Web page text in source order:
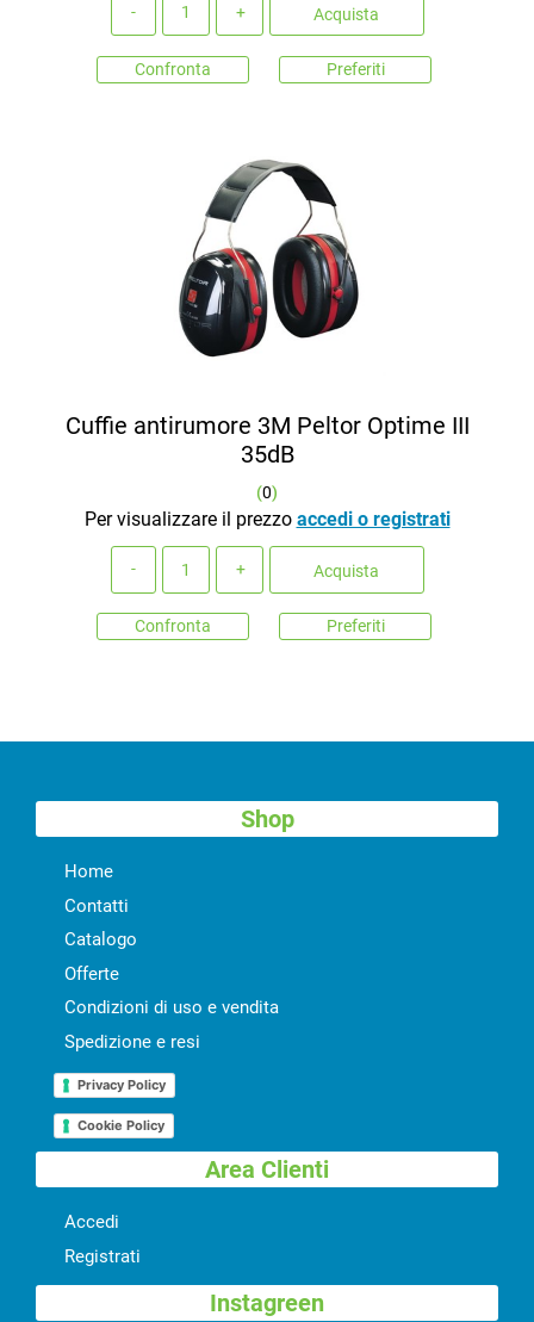
Acquista
Confronta Preferiti
Cuffie antirumore 3M Peltor Optime III
35dB
(0)
Per visualizzare il prezzo accedi o registrati
Acquista
Confronta Preferiti
Shop
Home
Contatti
Catalogo
Offerte
Condizioni di uso e vendita
Spedizione e resi
Privacy Policy
Cookie Policy
Area Clienti
Accedi
Registrati
Instagreen